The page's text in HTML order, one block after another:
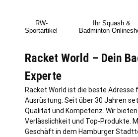
RW-
Sportartikel
Ihr Squash &
Badminton
Racket World – Dein
Experte
Racket World ist die beste Adresse
Ausrüstung. Seit über 30 Jahren
Qualität und Kompetenz. Wir
Verlässlichkeit und Top-Produkte.
Geschäft in dem Hamburger